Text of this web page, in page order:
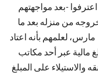
-بعد مواجهتهم
من منزله بعد ما
يقارب الساعة الثامنة مساءً يوم 13 مارس، لعلمهم بأنه اعتاد
مالية عبر أحد مكاتب
والاستيلاء على المبلغ